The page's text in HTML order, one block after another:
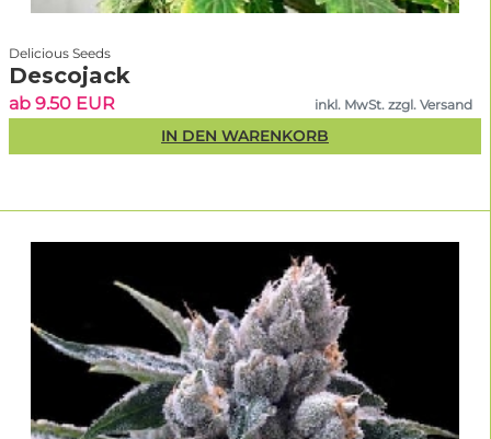
Delicious Seeds
Descojack
ab 9.50 EUR inkl. MwSt. zzgl. Versand
IN DEN WARENKORB